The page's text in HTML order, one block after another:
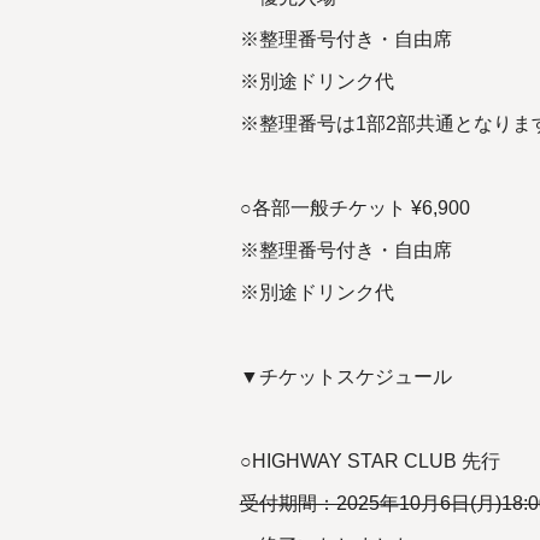
※整理番号付き・自由席
※別途ドリンク代
※整理番号は1部2部共通となりま
○各部一般チケット ¥6,900
※整理番号付き・自由席
※別途ドリンク代
▼チケットスケジュール
○HIGHWAY STAR CLUB 先行
受付期間：2025年10月6日(月